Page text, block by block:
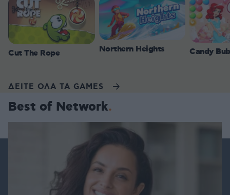
Cut The Rope Northern Heights Candy
ΔΕΙΤΕ ΟΛΑ ΤΑ GAMES
Best of Network